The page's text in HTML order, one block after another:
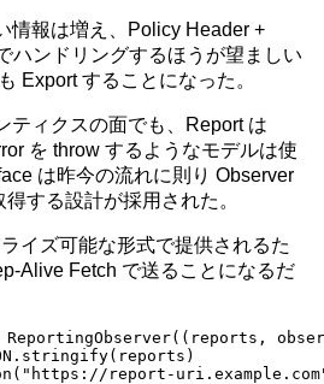
情報は増え、Policy Header +
ハンドリングするほうが望ましい
Export することになった。
ティクスの面でも、Report は
を throw するようなモデルは使
は昨今の流れに則り Observer
する設計が採用された。
イズ可能な形式で提供されるた
Alive Fetch で送ることになるだ
ReportingObserver(( reports ,
. stringify(reports)
( "https://report-